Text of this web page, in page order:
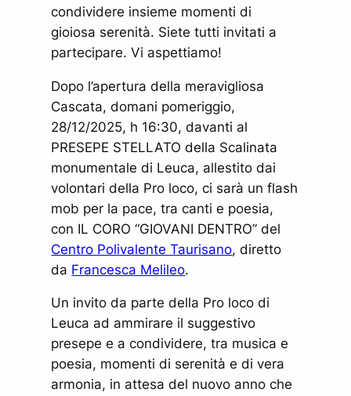
condividere insieme momenti di
gioiosa serenità. Siete tutti invitati a
partecipare. Vi aspettiamo!
Dopo l’apertura della meravigliosa
Cascata, domani pomeriggio,
28/12/2025, h 16:30, davanti al
PRESEPE STELLATO della Scalinata
monumentale di Leuca, allestito dai
volontari della Pro loco, ci sarà un flash
mob per la pace, tra canti e poesia,
con IL CORO “GIOVANI DENTRO” del
Centro Polivalente Taurisano, diretto
da Francesca Melileo.
Un invito da parte della Pro loco di
Leuca ad ammirare il suggestivo
presepe e a condividere, tra musica e
poesia, momenti di serenità e di vera
armonia, in attesa del nuovo anno che